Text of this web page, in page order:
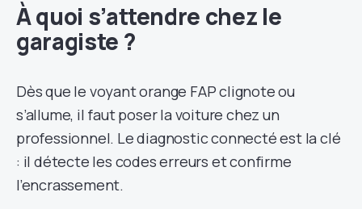
À quoi s’attendre chez le
garagiste ?
Dès que le voyant orange FAP clignote ou
s’allume, il faut poser la voiture chez un
professionnel. Le diagnostic connecté est la clé
: il détecte les codes erreurs et confirme
l’encrassement.